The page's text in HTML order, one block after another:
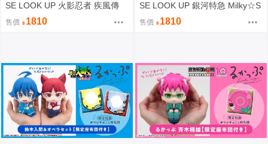
SE LOOK UP 火影忍者 疾風傳
漩渦鳴人＆自來也 套組 附特典
售價 1810
SE LOOK UP 銀河特急 Milky☆S
ubway 朱音＆鐵多 套組 附特典
售價 1810